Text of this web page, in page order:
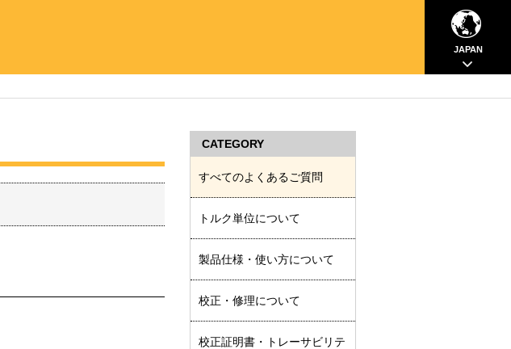
JAPAN
CATEGORY
すべてのよくあるご質問
トルク単位について
製品仕様・使い方について
校正・修理について
校正証明書・トレーサビリテ